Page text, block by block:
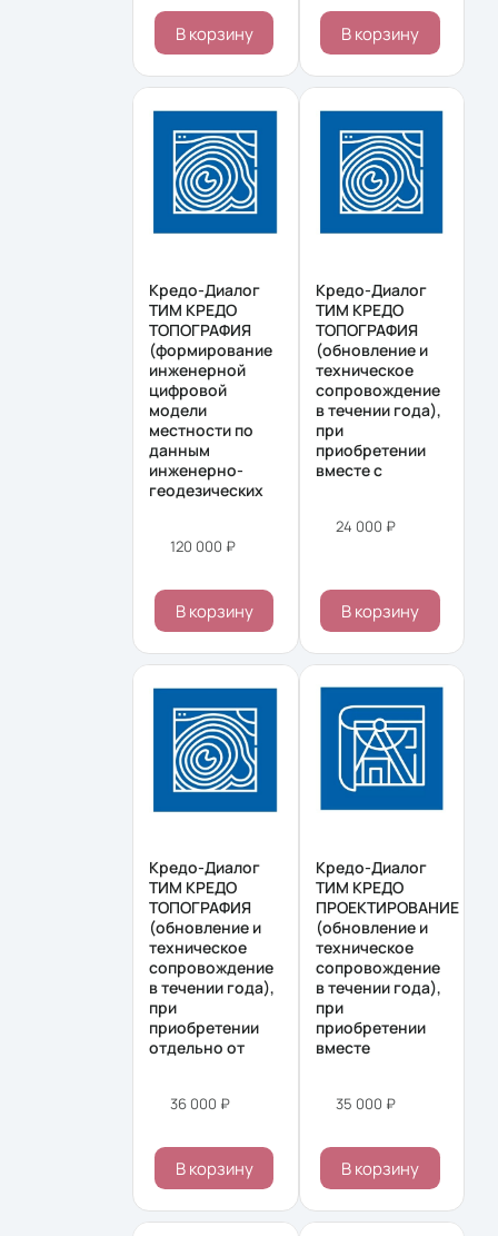
В корзину В корзину
Кредо-Диалог
ТИМ КРЕДО
ТОПОГРАФИЯ
(формирование
инженерной
цифровой
модели
местности по
данным
инженерно-
геодезических
120 000 ₽
В корзину
Кредо-Диалог
ТИМ КРЕДО
ТОПОГРАФИЯ
(обновление и
техническое
сопровождение
в течении года),
при
приобретении
вместе с
24 000 ₽
В корзину
Кредо-Диалог
ТИМ КРЕДО
ТОПОГРАФИЯ
(обновление и
техническое
сопровождение
в течении года),
при
приобретении
отдельно от
36 000 ₽
В корзину
Кредо-Диалог
ТИМ КРЕДО
ПРОЕКТИРОВАНИЕ
(обновление и
техническое
сопровождение
в течении года),
при
приобретении
вместе
35 000 ₽
В корзину